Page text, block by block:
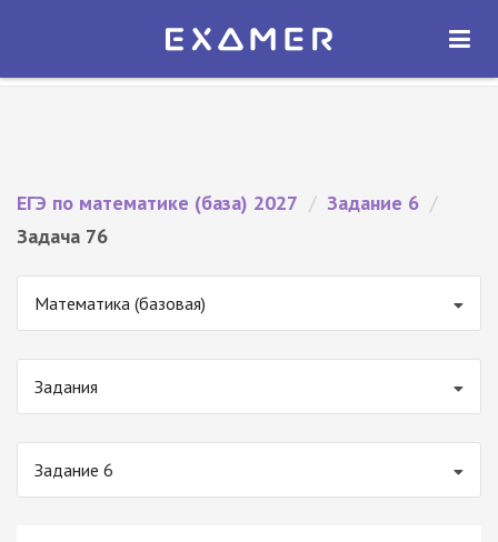
Экзамер — ЕГЭ 2027
ОТКРЫТЬ
ЕГЭ по математике (база) 2027 / Задание 6 /
Задача 76
Математика (базовая)
Задания
Задание 6